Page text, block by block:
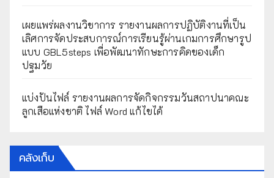
เผยแพร่ผลงานวิชาการ รายงานผลการปฏิบัติงานที่เป็น
เลิศการจัดประสบการณ์การเรียนรู้ผ่านเกมการศึกษารูป
แบบ GBL5steps เพื่อพัฒนาทักษะการคิดของเด็ก
ปฐมวัย
แบ่งปันไฟล์ รายงานผลการจัดกิจกรรมวันสถาปนาคณะ
ลูกเสือแห่งชาติ ไฟล์ Word แก้ไขได้
คลังเก็บ